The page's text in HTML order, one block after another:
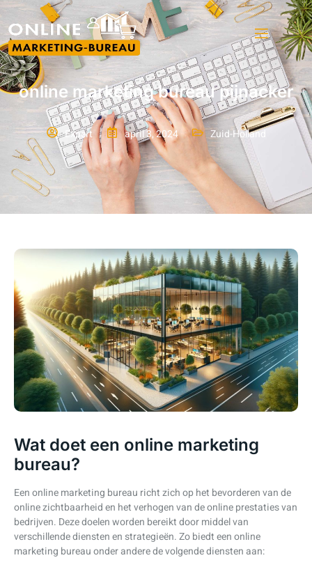
online marketing bureau pijnacker
Expert april 3, 2024 Zuid-Holland
Wat doet een online marketing
bureau?
Een online marketing bureau richt zich op het bevorderen van de
online zichtbaarheid en het verhogen van de online prestaties van
bedrijven. Deze doelen worden bereikt door middel van
verschillende diensten en strategieën. Zo biedt een online
marketing bureau onder andere de volgende diensten aan: